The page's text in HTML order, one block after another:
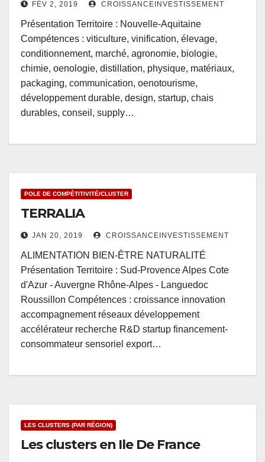
FÉV 2, 2019 CROISSANCEINVESTISSEMENT
Présentation Territoire : Nouvelle-Aquitaine
Compétences : viticulture, vinification, élevage,
conditionnement, marché, agronomie, biologie,
chimie, oenologie, distillation, physique, matériaux,
packaging, communication, oenotourisme,
développement durable, design, startup, chais
durables, conseil, supply…
POLE DE COMPÉTITIVITÉ/CLUSTER
TERRALIA
JAN 20, 2019 CROISSANCEINVESTISSEMENT
ALIMENTATION BIEN-ÊTRE NATURALITÉ
Présentation Territoire : Sud-Provence Alpes Cote
d'Azur - Auvergne Rhône-Alpes - Languedoc
Roussillon Compétences : croissance innovation
accompagnement réseaux développement
accélérateur recherche R&D startup financement-
consommateur sensoriel export…
LES CLUSTERS (PAR RÉGION)
Les clusters en Ile De France